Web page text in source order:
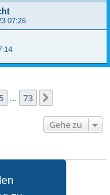
07:26
73
Gehe zu